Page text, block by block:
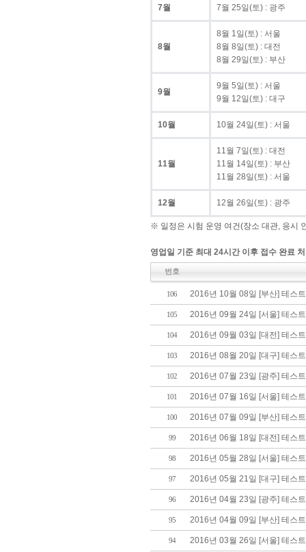
7월 7월 25일(토) : 광주
8월
8월 1일(토) : 서울
8월 8일(토) : 대전
8월 29일(토) : 부산
9월
9월 5일(토) : 서울
9월 12일(토) : 대구
10월 10월 24일(토) : 서울
11월
11월 7일(토) : 대전
11월 14일(토) : 부산
11월 28일(토) : 서울
12월 12월 26일(토) : 광주
※ 일정은 시험 운영 여건(장소 대관, 응시
영업일 기준 최대 24시간 이후 접수 완료
번호
106 2016년 10월 08일 [부산] 테스
105 2016년 09월 24일 [서울] 테스
104 2016년 09월 03일 [대전] 테스
103 2016년 08월 20일 [대구] 테스
102 2016년 07월 23일 [광주] 테스
101 2016년 07월 16일 [서울] 테스
100 2016년 07월 09일 [부산] 테스
99 2016년 06월 18일 [대전] 테스
98 2016년 05월 28일 [서울] 테스
97 2016년 05월 21일 [대구] 테스
96 2016년 04월 23일 [광주] 테스
95 2016년 04월 09일 [부산] 테스
94 2016년 03월 26일 [서울] 테스